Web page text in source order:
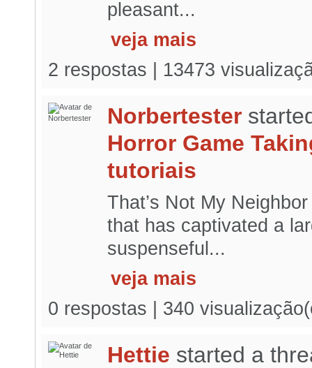
pleasant...
veja mais
2 respostas | 13473
Norbertester
Horror Game
tutoriais
That’s Not My
that has captivated a
suspenseful...
veja mais
0 respostas | 340
Hettie started a